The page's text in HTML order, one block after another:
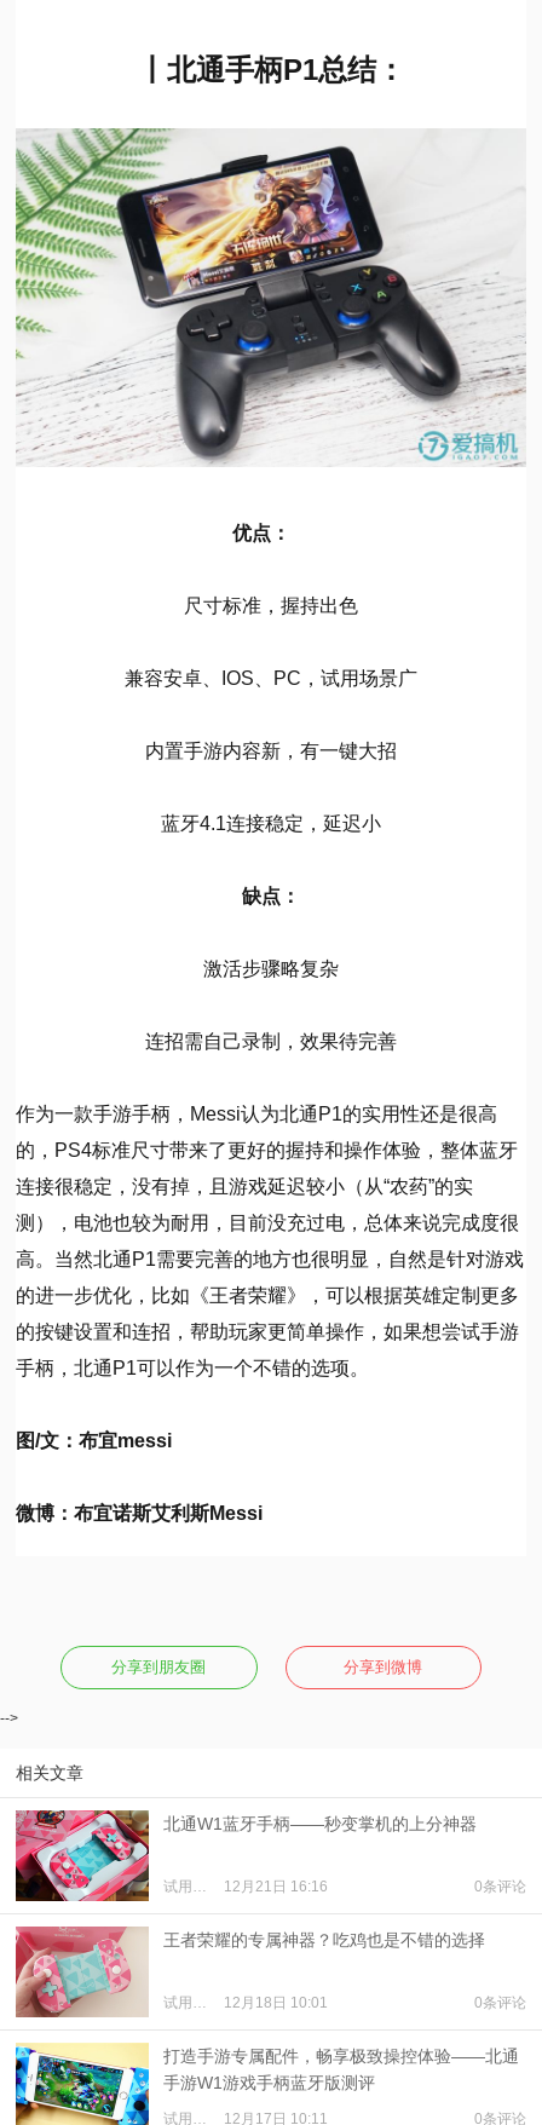
丨北通手柄P1总结：
优点：
尺寸标准，握持出色
兼容安卓、IOS、PC，试用场景广
内置手游内容新，有一键大招
蓝牙4.1连接稳定，延迟小
缺点：
激活步骤略复杂
连招需自己录制，效果待完善
作为一款手游手柄，Messi认为北通P1的实用性还是很高
的，PS4标准尺寸带来了更好的握持和操作体验，整体蓝牙
连接很稳定，没有掉，且游戏延迟较小（从“农药”的实
测），电池也较为耐用，目前没充过电，总体来说完成度很
高。当然北通P1需要完善的地方也很明显，自然是针对游戏
的进一步优化，比如《王者荣耀》，可以根据英雄定制更多
的按键设置和连招，帮助玩家更简单操作，如果想尝试手游
手柄，北通P1可以作为一个不错的选项。
图/文：布宜messi
微博：布宜诺斯艾利斯Messi
分享到朋友圈 分享到微博
-->
相关文章
北通W1蓝牙手柄——秒变掌机的上分神器
试用体验 12月21日 16:16 0条评论
王者荣耀的专属神器？吃鸡也是不错的选择
试用体验 12月18日 10:01 0条评论
打造手游专属配件，畅享极致操控体验——北通
手游W1游戏手柄蓝牙版测评
试用体验 12月17日 10:11 0条评论